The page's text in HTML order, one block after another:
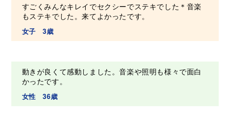
すごくみんなキレイでセクシーでステキでした＊音楽
もステキでした。来てよかったです。
女子 3歳
動きが良くて感動しました。音楽や照明も様々で面白
かったです。
女性 36歳